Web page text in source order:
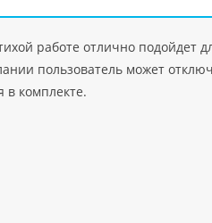
работе отлично подойдет
пользователь может
в комплекте.